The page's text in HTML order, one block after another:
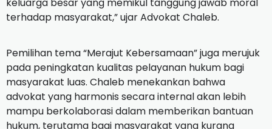
terhadap masyarakat,” ujar Advokat Chaleb.
​Pemilihan tema “Merajut Kebersamaan” juga merujuk
pada peningkatan kualitas pelayanan hukum bagi
masyarakat luas. Chaleb menekankan bahwa
advokat yang harmonis secara internal akan lebih
mampu berkolaborasi dalam memberikan bantuan
hukum, terutama bagi masyarakat yang kurang